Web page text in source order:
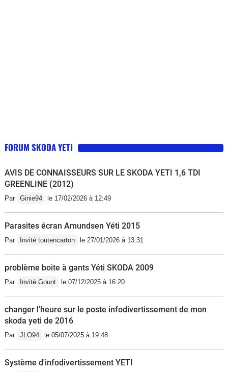
FORUM SKODA YETI
AVIS DE CONNAISSEURS SUR LE SKODA YETI 1,6 TDI
GREENLINE (2012)
Par Ginie94 le 17/02/2026 à 12:49
Parasites écran Amundsen Yéti 2015
Par Invité toutencarton le 27/01/2026 à 13:31
problème boite à gants Yéti SKODA 2009
Par Invité Gount le 07/12/2025 à 16:20
changer l'heure sur le poste infodivertissement de mon
skoda yeti de 2016
Par JLO94 le 05/07/2025 à 19:48
Système d'infodivertissement YETI